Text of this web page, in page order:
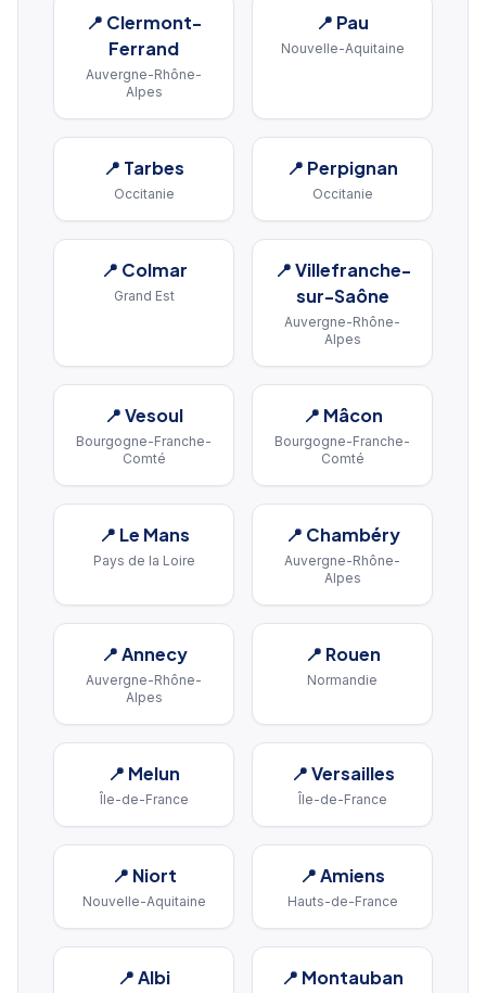
📍 Clermont-
Ferrand
Auvergne-Rhône-
Alpes
📍 Pau
Nouvelle-Aquitaine
📍 Tarbes
Occitanie
📍 Perpignan
Occitanie
📍 Colmar
Grand Est
📍Villefranche-
sur-Saône
Auvergne-Rhône-
Alpes
📍Vesoul
Bourgogne-Franche-
Comté
📍 Mâcon
Bourgogne-Franche-
Comté
📍 Le Mans
Pays de la Loire
📍 Chambéry
Auvergne-Rhône-
Alpes
📍Annecy
Auvergne-Rhône-
Alpes
📍 Rouen
Normandie
📍 Melun
Île-de-France
📍Versailles
Île-de-France
📍 Niort
Nouvelle-Aquitaine
📍Amiens
Hauts-de-France
📍Albi 📍 Montauban